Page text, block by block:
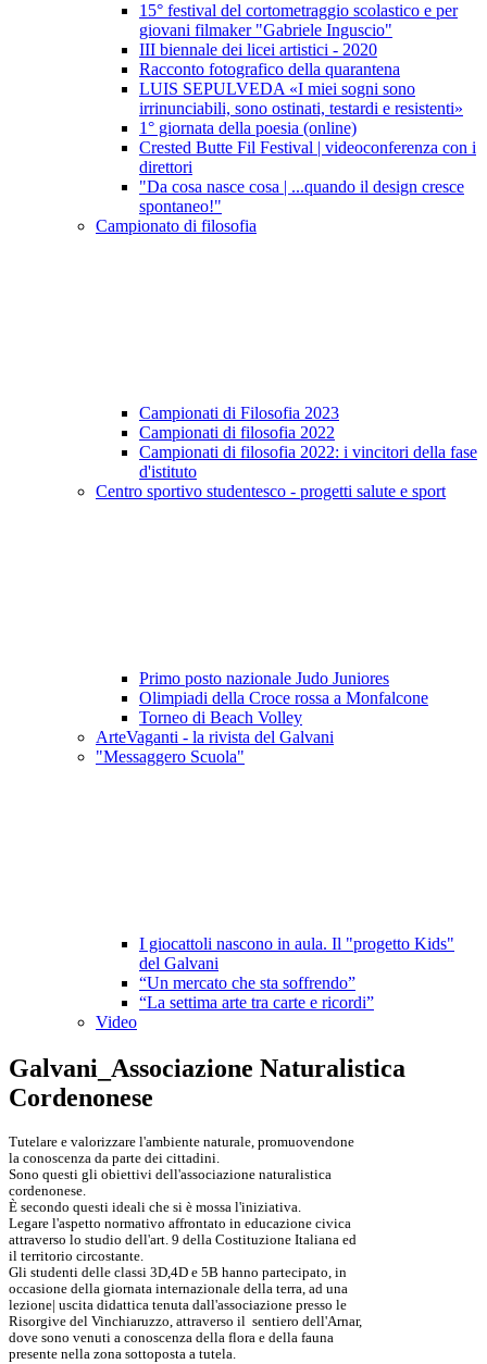
15° festival del cortometraggio scolastico e per
giovani filmaker "Gabriele Inguscio"
III biennale dei licei artistici - 2020
Racconto fotografico della quarantena
LUIS SEPULVEDA «I miei sogni sono
irrinunciabili, sono ostinati, testardi e resistenti»
1° giornata della poesia (online)
Crested Butte Fil Festival | videoconferenza con i
direttori
"Da cosa nasce cosa | ...quando il design cresce
spontaneo!"
Campionato di filosofia
Campionati di Filosofia 2023
Campionati di filosofia 2022
Campionati di filosofia 2022: i vincitori della fase
d'istituto
Centro sportivo studentesco - progetti salute e sport
Primo posto nazionale Judo Juniores
Olimpiadi della Croce rossa a Monfalcone
Torneo di Beach Volley
ArteVaganti - la rivista del Galvani
"Messaggero Scuola"
I giocattoli nascono in aula. Il "progetto Kids"
del Galvani
“Un mercato che sta soffrendo”
“La settima arte tra carte e ricordi”
Video
Galvani_Associazione Naturalistica
Cordenonese
Tutelare e valorizzare l'ambiente naturale, promuovendone
la conoscenza da parte dei cittadini.
Sono questi gli obiettivi dell'associazione naturalistica
cordenonese.
È secondo questi ideali che si è mossa l'iniziativa.
Legare l'aspetto normativo affrontato in educazione civica
attraverso lo studio dell'art. 9 della Costituzione Italiana ed
il territorio circostante.
Gli studenti delle classi 3D,4D e 5B hanno partecipato, in
occasione della giornata internazionale della terra, ad una
lezione| uscita didattica tenuta dall'associazione presso le
Risorgive del Vinchiaruzzo, attraverso il sentiero dell'Arnar,
dove sono venuti a conoscenza della flora e della fauna
presente nella zona sottoposta a tutela.